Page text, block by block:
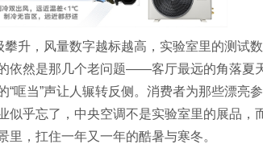
升，风量数字越标越高，实验室里的测试数
依然是那几个老问题——客厅最远的角落夏
哐当”声让人辗转反侧。消费者为那些漂亮参
似乎忘了，中央空调不是实验室里的展品，
，扛住一年又一年的酷暑与寒冬。